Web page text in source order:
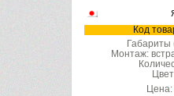
Код
Габариты
Монтаж:
Цена: